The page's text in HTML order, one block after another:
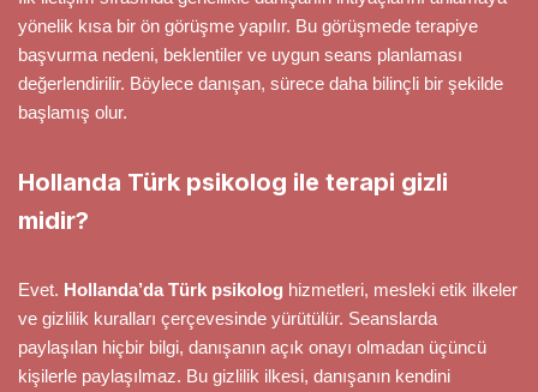
yönelik kısa bir ön görüşme yapılır. Bu görüşmede terapiye
başvurma nedeni, beklentiler ve uygun seans planlaması
değerlendirilir. Böylece danışan, sürece daha bilinçli bir şekilde
başlamış olur.
Hollanda Türk psikolog ile terapi gizli
midir?
Evet. Hollanda’da Türk psikolog hizmetleri, mesleki etik ilkeler
ve gizlilik kuralları çerçevesinde yürütülür. Seanslarda
paylaşılan hiçbir bilgi, danışanın açık onayı olmadan üçüncü
kişilerle paylaşılmaz. Bu gizlilik ilkesi, danışanın kendini